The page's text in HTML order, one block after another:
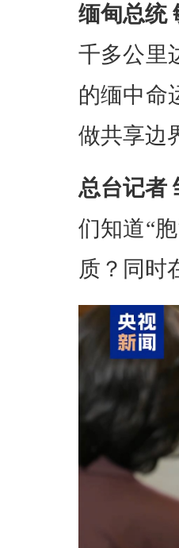
缅甸总统
千多公里
的缅中命
做共享边
总台记者
们知道“
质？同时